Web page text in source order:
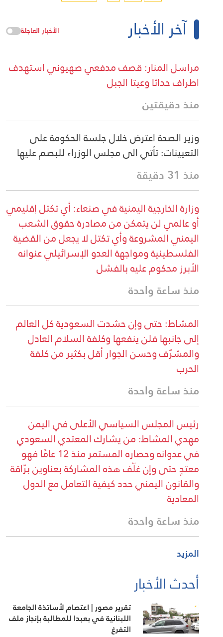
آخر الأخبار الأخبار العاجلة
مراسل المنار: قصف مدفعي صهيوني استهدف
اطراف حداثا وعيتا الجبل
منذ دقيقتين
وزير الصحة اعترض خلال جلسة الحكومة على
التعيينات: تأتي الى مجلس الوزراء للبصم عليها
منذ 31 دقيقة
وزارة الخارجية اليمنية في صنعاء: أي تكتل إقليمي
أو عالمي لن يتمكن من مصادرة حقوق الشعب
اليمني المشروعة وأي تكتل لا يجعل من القضية
الفلسطينية ومواجهة العدو الإسرائيلي عنوانه
الأبرز محكوم عليه بالفشل
منذ ساعة واحدة
المشاط: حتى وإن حشدت السعودية كل العالم
إلى جانبها فلن ينفعها وكلفة السلام العادل
والمشرّف وحسن الجوار أقل بكثير من كلفة
الحرب
منذ ساعة واحدة
رئيس المجلس السياسي الأعلى في اليمن
مهدي المشاط: من يشارك المعتدي السعودي
في عدوانه وحصاره المستمر منذ 12 عامًا فهو
معتدٍ حتى وإن غلّف هذه المشاركة بعناوين برّاقة
والقانون اليمني حدد كيفية التعامل مع الدول
المعادية
منذ ساعة واحدة
المزيد
أحدث الأخبار
تقرير مصور | اعتصام لأساتذة الجامعة
اللبنانية في بعبدا للمطالبة بإنجاز ملف
التفرغ